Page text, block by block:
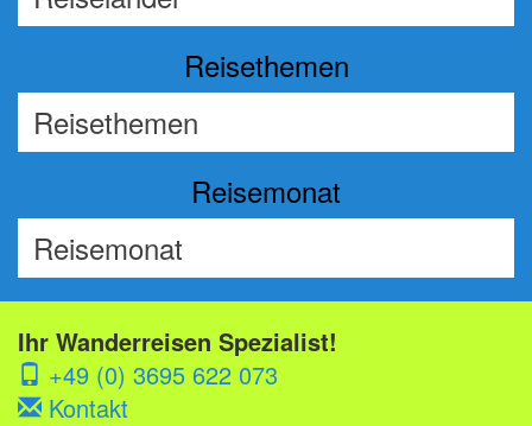
Reisethemen
Reisemonat
Ihr Wanderreisen Spezialist!
+49 (0) 3695 622 073
Kontakt